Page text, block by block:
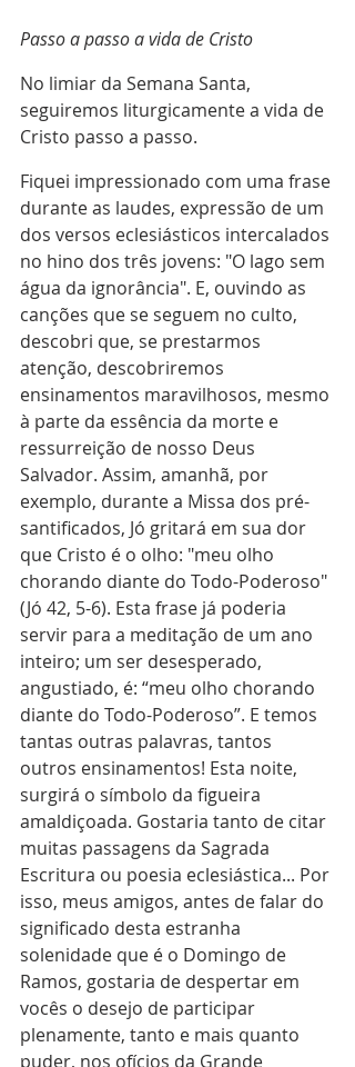
Passo a passo a vida de Cristo
No limiar da Semana Santa,
seguiremos liturgicamente a vida de
Cristo passo a passo.
Fiquei impressionado com uma frase
durante as laudes, expressão de um
dos versos eclesiásticos intercalados
no hino dos três jovens: "O lago sem
água da ignorância". E, ouvindo as
canções que se seguem no culto,
descobri que, se prestarmos
atenção, descobriremos
ensinamentos maravilhosos, mesmo
à parte da essência da morte e
ressurreição de nosso Deus
Salvador. Assim, amanhã, por
exemplo, durante a Missa dos pré-
santificados, Jó gritará em sua dor
que Cristo é o olho: "meu olho
chorando diante do Todo-Poderoso"
(Jó 42, 5-6). Esta frase já poderia
servir para a meditação de um ano
inteiro; um ser desesperado,
angustiado, é: “meu olho chorando
diante do Todo-Poderoso”. E temos
tantas outras palavras, tantos
outros ensinamentos! Esta noite,
surgirá o símbolo da figueira
amaldiçoada. Gostaria tanto de citar
muitas passagens da Sagrada
Escritura ou poesia eclesiástica... Por
isso, meus amigos, antes de falar do
significado desta estranha
solenidade que é o Domingo de
Ramos, gostaria de despertar em
vocês o desejo de participar
plenamente, tanto e mais quanto
puder, nos ofícios da Grande